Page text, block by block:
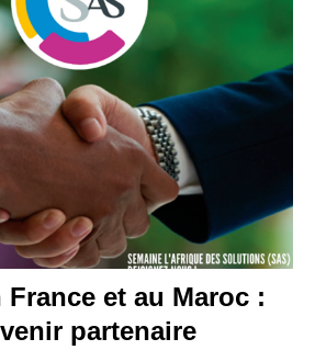
France et au Maroc :
partenaire